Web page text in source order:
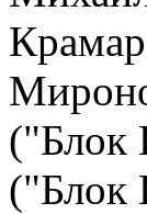
("Блок
("Блок